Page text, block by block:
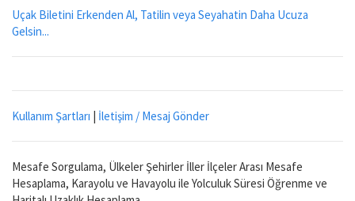
Uçak Biletini Erkenden Al, Tatilin veya Seyahatin Daha Ucuza
Gelsin...
Kullanım Şartları | İletişim / Mesaj Gönder
Mesafe Sorgulama, Ülkeler Şehirler İller İlçeler Arası Mesafe
Hesaplama, Karayolu ve Havayolu ile Yolculuk Süresi Öğrenme ve